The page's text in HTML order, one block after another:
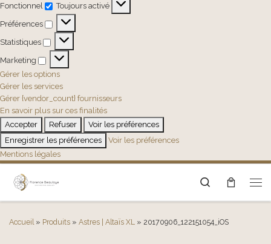
Fonctionnel
Fonctionnel
Toujours activé
Préférences
Statistiques
Marketing
Gérer les options
Gérer les services
Gérer {vendor_count} fournisseurs
En savoir plus sur ces finalités
Accepter
Refuser
Voir les préférences
Enregistrer les préférences
Voir les préférences
Mentions légales
Search
Accueil » Produits » Astres | Altaïs XL » 20170906_122151054_iOS